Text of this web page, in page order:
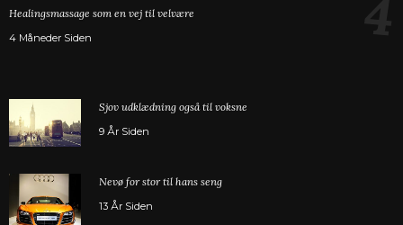
Healingsmassage som en vej til velvære
4 Måneder Siden
Sjov udklædning også til voksne
9 År Siden
Nevø for stor til hans seng
13 År Siden